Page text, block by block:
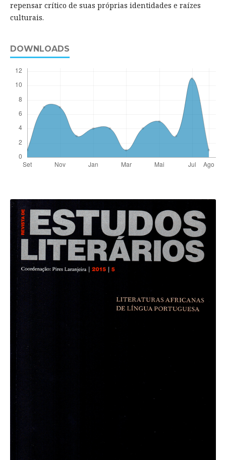
repensar crítico de suas próprias identidades e raízes
culturais.
DOWNLOADS